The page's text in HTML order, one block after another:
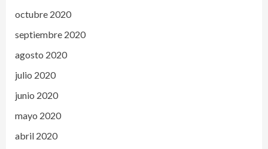
octubre 2020
septiembre 2020
agosto 2020
julio 2020
junio 2020
mayo 2020
abril 2020